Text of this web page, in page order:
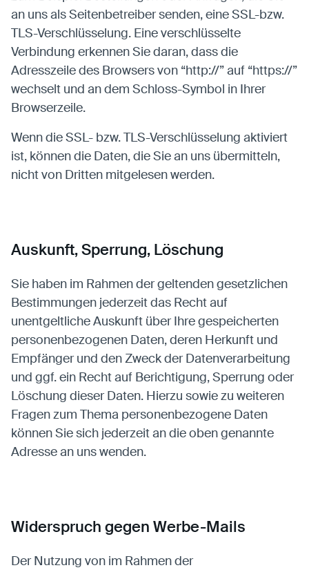
an uns als Seitenbetreiber senden, eine SSL-bzw.
TLS-Verschlüsselung. Eine verschlüsselte
Verbindung erkennen Sie daran, dass die
Adresszeile des Browsers von “http://” auf “https://”
wechselt und an dem Schloss-Symbol in Ihrer
Browserzeile.
Wenn die SSL- bzw. TLS-Verschlüsselung aktiviert
ist, können die Daten, die Sie an uns übermitteln,
nicht von Dritten mitgelesen werden.
Auskunft, Sperrung, Löschung
Sie haben im Rahmen der geltenden gesetzlichen
Bestimmungen jederzeit das Recht auf
unentgeltliche Auskunft über Ihre gespeicherten
personenbezogenen Daten, deren Herkunft und
Empfänger und den Zweck der Datenverarbeitung
und ggf. ein Recht auf Berichtigung, Sperrung oder
Löschung dieser Daten. Hierzu sowie zu weiteren
Fragen zum Thema personenbezogene Daten
können Sie sich jederzeit an die oben genannte
Adresse an uns wenden.
Widerspruch gegen Werbe-Mails
Der Nutzung von im Rahmen der